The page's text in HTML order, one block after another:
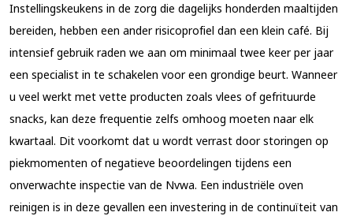
Instellingskeukens in de zorg die dagelijks honderden maaltijden
bereiden, hebben een ander risicoprofiel dan een klein café. Bij
intensief gebruik raden we aan om minimaal twee keer per jaar
een specialist in te schakelen voor een grondige beurt. Wanneer
u veel werkt met vette producten zoals vlees of gefrituurde
snacks, kan deze frequentie zelfs omhoog moeten naar elk
kwartaal. Dit voorkomt dat u wordt verrast door storingen op
piekmomenten of negatieve beoordelingen tijdens een
onverwachte inspectie van de Nvwa. Een industriële oven
reinigen is in deze gevallen een investering in de continuïteit van